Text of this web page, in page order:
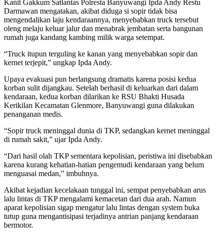
Kanit Gakkum Satlantas Polresta Banyuwangi Ipda Andy Restu
Darmawan mengatakan, akibat diduga si sopir tidak bisa
mengendalikan laju kendaraannya, menyebabkan truck tersebut
oleng melaju keluar jalur dan menabrak jembatan serta bangunan
rumah juga kandang kambing milik warga setempat.
“Truck itupun terguling ke kanan yang menyebabkan sopir dan
kernet terjepit,” ungkap Ipda Andy.
Upaya evakuasi pun berlangsung dramatis karena posisi kedua
korban sulit dijangkau. Setelah berhasil di keluarkan dari dalam
kendaraan, kedua korban dilarikan ke RSU Bhakti Husada
Kerikilan Kecamatan Glenmore, Banyuwangi guna dilakukan
penanganan medis.
“Sopir truck meninggal dunia di TKP, sedangkan kernet meninggal
di rumah sakit,” ujar Ipda Andy.
“Dari hasil olah TKP sementara kepolisian, peristiwa ini disebabkan
karena kurang kehatian-hatian pengemudi kendaraan yang belum
menguasai medan,” imbuhnya.
Akibat kejadian kecelakaan tunggal ini, sempat penyebabkan arus
lalu lintas di TKP mengalami kemacetan dari dua arah. Namun
aparat kepolisian sigap mengatur lalu lintas dengan system buka
tutup guna mengantisipasi terjadinya antrian panjang kendaraan
bermotor.